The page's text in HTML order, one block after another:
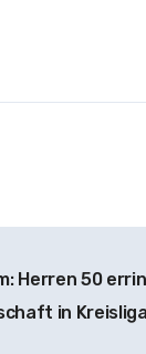
Herren 50
in